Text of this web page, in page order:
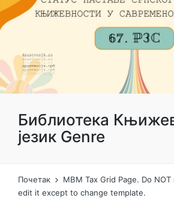
Библиотека
језик Genre
Почетак
MBM Tax Grid Page. Do
edit it except to change template.